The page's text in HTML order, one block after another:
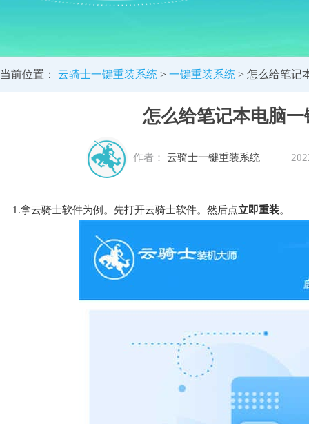
当前位置： 云骑士一键重装系统 > 一键重装系统 > 怎么给笔记
怎么给笔记本电脑
作者： 云骑士一键重装系统
1.拿云骑士软件为例。先打开云骑士软件。然后点立即重装。